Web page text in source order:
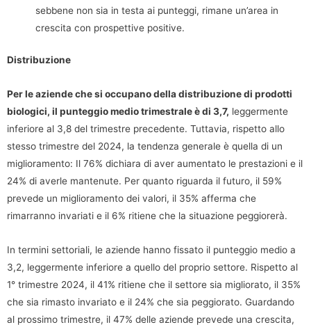
sebbene non sia in testa ai punteggi, rimane un’area in
crescita con prospettive positive.
Distribuzione
Per le aziende che si occupano della distribuzione di prodotti
biologici, il punteggio medio trimestrale è di 3,7, leggermente
inferiore al 3,8 del trimestre precedente. Tuttavia, rispetto allo
stesso trimestre del 2024, la tendenza generale è quella di un
miglioramento: Il 76% dichiara di aver aumentato le prestazioni e il
24% di averle mantenute. Per quanto riguarda il futuro, il 59%
prevede un miglioramento dei valori, il 35% afferma che
rimarranno invariati e il 6% ritiene che la situazione peggiorerà.
In termini settoriali, le aziende hanno fissato il punteggio medio a
3,2, leggermente inferiore a quello del proprio settore. Rispetto al
1° trimestre 2024, il 41% ritiene che il settore sia migliorato, il 35%
che sia rimasto invariato e il 24% che sia peggiorato. Guardando
al prossimo trimestre, il 47% delle aziende prevede una crescita,